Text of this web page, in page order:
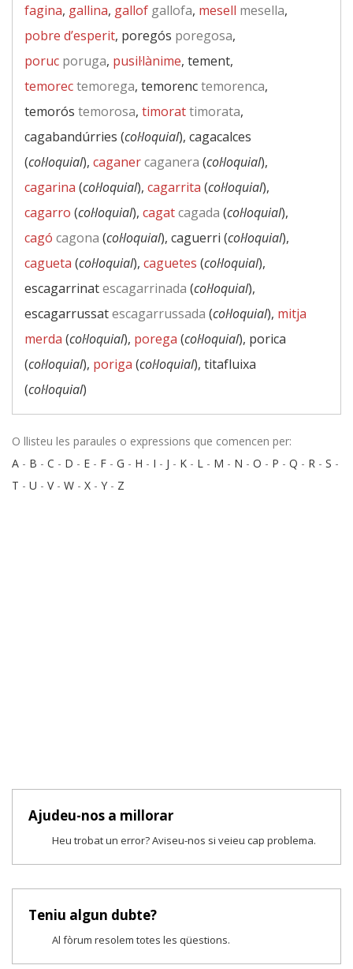
fagina, gallina, gallof gallofa, mesell mesella,
pobre d’esperit, poregós poregosa,
poruc poruga, pusil·lànime, tement,
temorectemorega, temorenctemorenca,
temorós temorosa, timorattimorata,
cagabandúrries (col·loquial), cagacalces
(col·loquial), caganercaganera (col·loquial),
cagarina (col·loquial), cagarrita (col·loquial),
cagarro (col·loquial), cagatcagada (col·loquial),
cagó cagona (col·loquial), caguerri (col·loquial),
cagueta (col·loquial), caguetes (col·loquial),
escagarrinatescagarrinada (col·loquial),
escagarrussatescagarrussada (col·loquial), mitja
merda (col·loquial), porega (col·loquial), porica
(col·loquial), poriga (col·loquial), titafluixa
(col·loquial)
O llisteu les paraules o expressions que comencen per:
A - B - C - D - E - F - G - H - I - J - K - L - M - N - O - P - Q - R - S -
T - U - V- W - X - Y - Z
Ajudeu-nos a millorar
Heu trobat un error? Aviseu-nos si veieu cap problema.
Teniu algun dubte?
Al fòrum resolem totes les qüestions.